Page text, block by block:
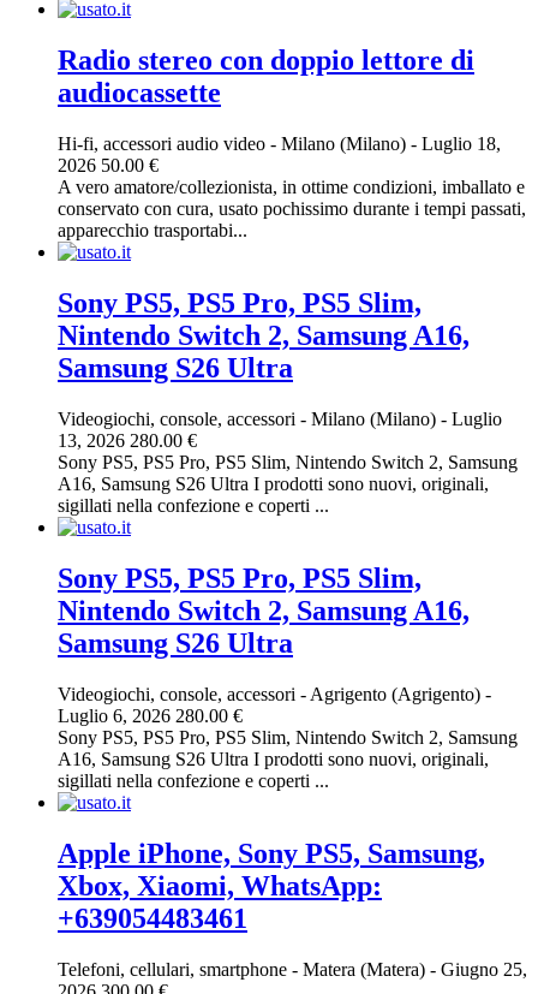
Radio stereo con doppio lettore di
audiocassette
Hi-fi, accessori audio video - Milano (Milano) - Luglio 18,
2026 50.00 €
A vero amatore/collezionista, in ottime condizioni, imballato e
conservato con cura, usato pochissimo durante i tempi passati,
apparecchio trasportabi...
Sony PS5, PS5 Pro, PS5 Slim,
Nintendo Switch 2, Samsung A16,
Samsung S26 Ultra
Videogiochi, console, accessori - Milano (Milano) - Luglio
13, 2026 280.00 €
Sony PS5, PS5 Pro, PS5 Slim, Nintendo Switch 2, Samsung
A16, Samsung S26 Ultra I prodotti sono nuovi, originali,
sigillati nella confezione e coperti ...
Sony PS5, PS5 Pro, PS5 Slim,
Nintendo Switch 2, Samsung A16,
Samsung S26 Ultra
Videogiochi, console, accessori - Agrigento (Agrigento) -
Luglio 6, 2026 280.00 €
Sony PS5, PS5 Pro, PS5 Slim, Nintendo Switch 2, Samsung
A16, Samsung S26 Ultra I prodotti sono nuovi, originali,
sigillati nella confezione e coperti ...
Apple iPhone, Sony PS5, Samsung,
Xbox, Xiaomi, WhatsApp:
+639054483461
Telefoni, cellulari, smartphone - Matera (Matera) - Giugno 25,